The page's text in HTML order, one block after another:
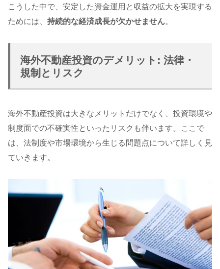
こうした中で、安定した資金運用と収益の拡大を実現する
ためには、 持続的な経済成長が欠かせません。
海外不動産投資のデメリット: 法律・
規制とリスク
海外不動産投資は大きなメリットだけでなく、投資環境や
制度面での不確実性といったリスクも伴います。ここで
は、法制度や市場環境から生じる問題点について詳しく見
ていきます。